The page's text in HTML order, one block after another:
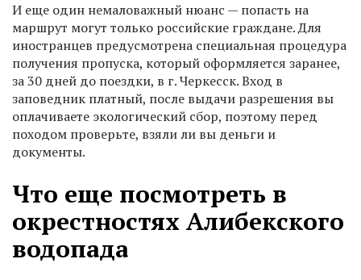
И еще один немаловажный нюанс — попасть на
маршрут могут только российские граждане. Для
иностранцев предусмотрена специальная процедура
получения пропуска, который оформляется заранее,
за 30 дней до поездки, в г. Черкесск. Вход в
заповедник платный, после выдачи разрешения вы
оплачиваете экологический сбор, поэтому перед
походом проверьте, взяли ли вы деньги и
документы.
Что еще посмотреть в
окрестностях Алибекского
водопада